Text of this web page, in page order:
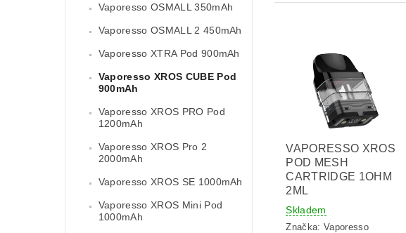
Vaporesso OSMALL 350mAh
Vaporesso OSMALL 2 450mAh
Vaporesso XTRA Pod 900mAh
Vaporesso XROS CUBE Pod
900mAh
Vaporesso XROS PRO Pod
1200mAh
Vaporesso XROS Pro 2
2000mAh
Vaporesso XROS SE 1000mAh
Vaporesso XROS Mini Pod
1000mAh
VAPORESSO XROS
POD MESH
CARTRIDGE 1OHM
2ML
Skladem
Značka: Vaporesso